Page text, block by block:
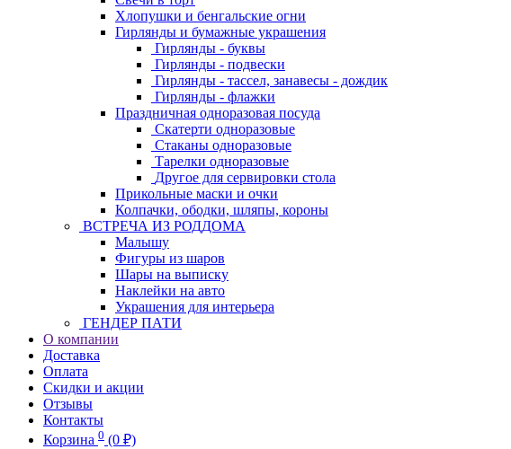
Хлопушки и бенгальские огни
Гирлянды и бумажные украшения
Гирлянды - буквы
Гирлянды - подвески
Гирлянды - тассел, занавесы - дождик
Гирлянды - флажки
Праздничная одноразовая посуда
Скатерти одноразовые
Стаканы одноразовые
Тарелки одноразовые
Другое для сервировки стола
Прикольные маски и очки
Колпачки, ободки, шляпы, короны
ВСТРЕЧА ИЗ РОДДОМА
Малышу
Фигуры из шаров
Шары на выписку
Наклейки на авто
Украшения для интерьера
ГЕНДЕР ПАТИ
О компании
Доставка
Оплата
Скидки и акции
Отзывы
Контакты
Корзина 0 (0 ₽)